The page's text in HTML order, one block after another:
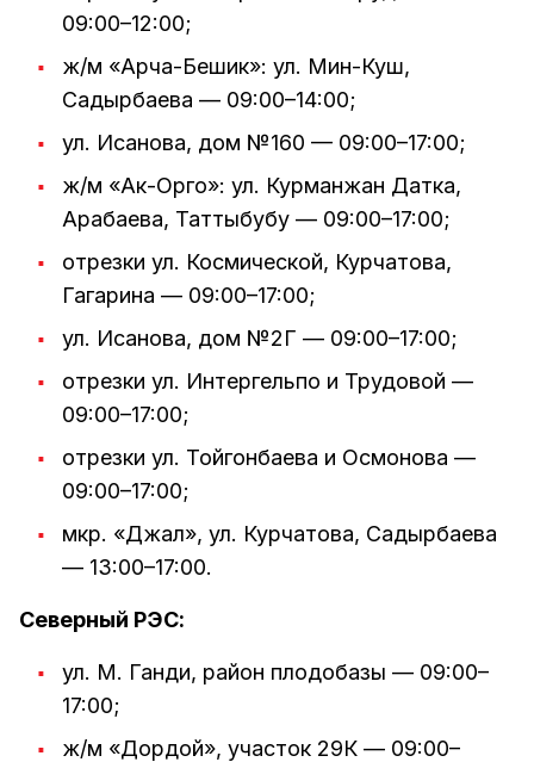
09:00–12:00;
ж/м «Арча-Бешик»: ул. Мин-Куш,
Садырбаева — 09:00–14:00;
ул. Исанова, дом №160 — 09:00–17:00;
ж/м «Ак-Орго»: ул. Курманжан Датка,
Арабаева, Таттыбубу — 09:00–17:00;
отрезки ул. Космической, Курчатова,
Гагарина — 09:00–17:00;
ул. Исанова, дом №2Г — 09:00–17:00;
отрезки ул. Интергельпо и Трудовой —
09:00–17:00;
отрезки ул. Тойгонбаева и Осмонова —
09:00–17:00;
мкр. «Джал», ул. Курчатова, Садырбаева
— 13:00–17:00.
Северный РЭС:
ул. М. Ганди, район плодобазы — 09:00–
17:00;
ж/м «Дордой», участок 29К — 09:00–